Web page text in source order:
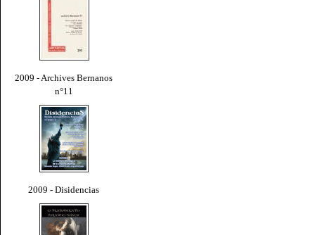
2009 - Archives Bernanos
n°11
2009 - Disidencias